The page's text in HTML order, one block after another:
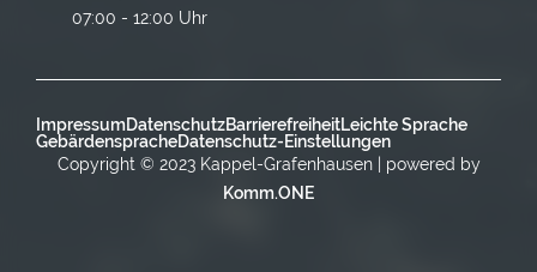
07:00 - 12:00 Uhr
ImpressumDatenschutzBarrierefreiheitLeichte Sprache
GebärdenspracheDatenschutz-Einstellungen
Copyright © 2023 Kappel-Grafenhausen | powered by
Komm.ONE